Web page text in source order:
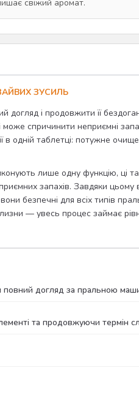
свіжий аромат.
ЗУСИЛЬ
догляд і продовжити її
спричинити неприємні
одній таблетці: потужне
лише одну функцію,
запахів. Завдяки
безпечні для всіх типів
— увесь процес займає
повний догляд за пральною
та продовжуючи термін